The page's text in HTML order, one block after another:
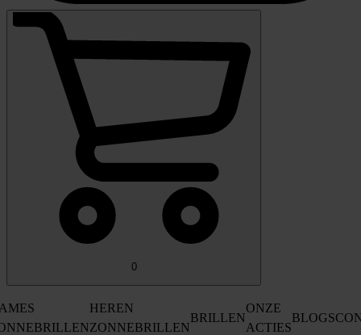
0
HEREN
ZONNEBRILLEN
BRILLEN
ONZE
ACTIES
BLOGS